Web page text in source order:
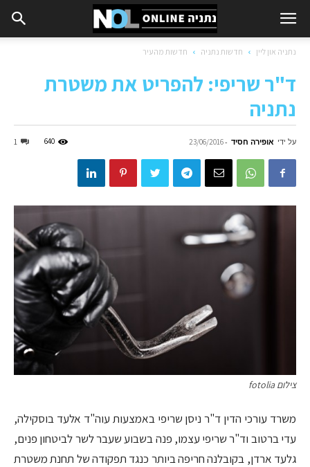
נתניה און ליין חדשות נתניה חדשות מהעיר
ד"ר שריפי: להפריט את משטרת
נתניה
על ידי אופירה חסיד -
23/06/2016
1 640
צילום fotolia
משרד עורכי הדין ד"ר ניסן שריפי באמצעות עוה"ד אלעד בוסקילה,
עדי ברטוב וד"ר שריפי עצמו, פנה בשבוע שעבר לשר לביטחון פנים,
גלעד ארדן, בקובלנה חריפה ביותר כנגד תפקודה של תחנת משטרת